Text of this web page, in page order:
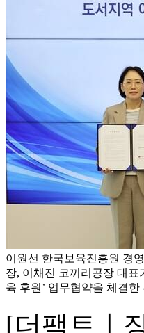
이원선 한국보육진흥원 경
장, 이채진 코끼리공장 대표
육 후원’ 업무협약을 체결
[더팩트ㅣ